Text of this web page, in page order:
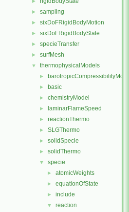
► sampling
► sixDoFRigidBodyMotion
► sixDoFRigidBodyState
► specieTransfer
► surfMesh
▼ thermophysicalModels
► barotropicCompressibilityModel
► basic
► chemistryModel
► laminarFlameSpeed
► reactionThermo
► SLGThermo
► solidSpecie
► solidThermo
▼ specie
► atomicWeights
► equationOfState
► include
▼ reaction